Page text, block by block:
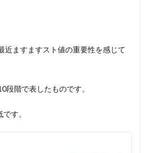
近ますますスト値の重要性を感じて
段階で表したものです。
す。